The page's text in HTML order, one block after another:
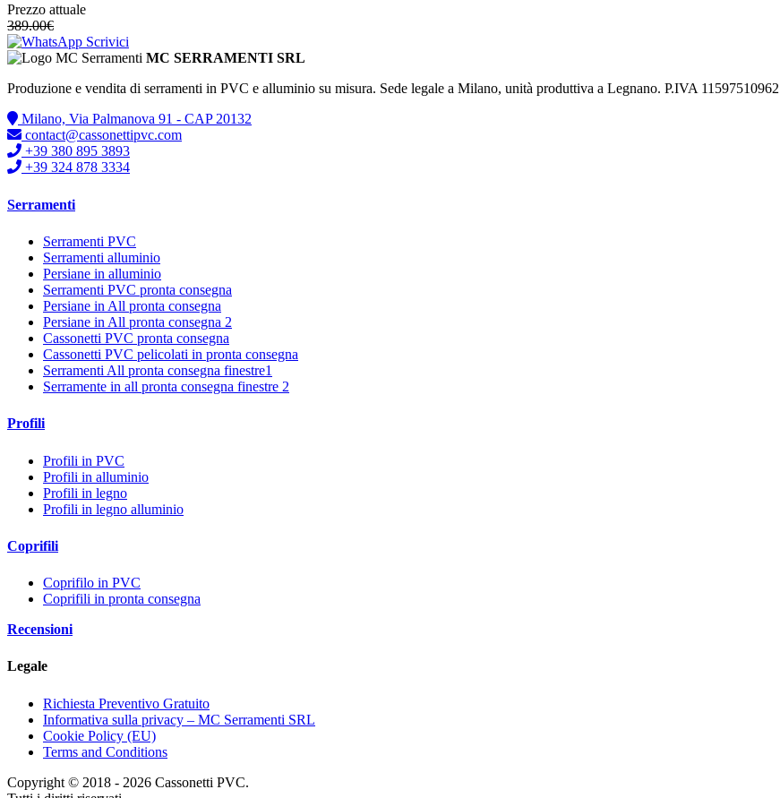
Prezzo attuale
389.00€
Scrivici
MC SERRAMENTI SRL
Produzione e vendita di serramenti in PVC e alluminio su misura. Sede legale a Milano, unità produttiva a Legnano. P.IVA 11597510962
Milano, Via Palmanova 91 - CAP 20132
contact@cassonettipvc.com
+39 380 895 3893
+39 324 878 3334
Serramenti
Serramenti PVC
Serramenti alluminio
Persiane in alluminio
Serramenti PVC pronta consegna
Persiane in All pronta consegna
Persiane in All pronta consegna 2
Cassonetti PVC pronta consegna
Cassonetti PVC pelicolati in pronta consegna
Serramenti All pronta consegna finestre1
Serramente in all pronta consegna finestre 2
Profili
Profili in PVC
Profili in alluminio
Profili in legno
Profili in legno alluminio
Coprifili
Coprifilo in PVC
Coprifili in pronta consegna
Recensioni
Legale
Richiesta Preventivo Gratuito
Informativa sulla privacy – MC Serramenti SRL
Cookie Policy (EU)
Terms and Conditions
Copyright © 2018 - 2026 Cassonetti PVC.